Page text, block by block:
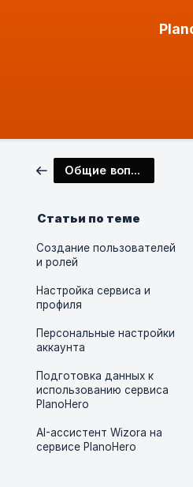
Общие вопросы
Статьи по теме
Создание пользователей
и ролей
Настройка сервиса и
профиля
Персональные настройки
аккаунта
Подготовка данных к
использованию сервиса
PlanoHero
AI-ассистент Wizora на
сервисе PlanoHero